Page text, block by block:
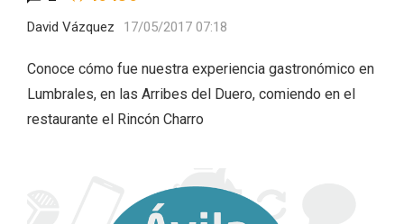
David Vázquez 17/05/2017 07:18
Conoce cómo fue nuestra experiencia gastronómico en
Lumbrales, en las Arribes del Duero, comiendo en el
restaurante el Rincón Charro
de Guadarrama en su vertiente
segoviana